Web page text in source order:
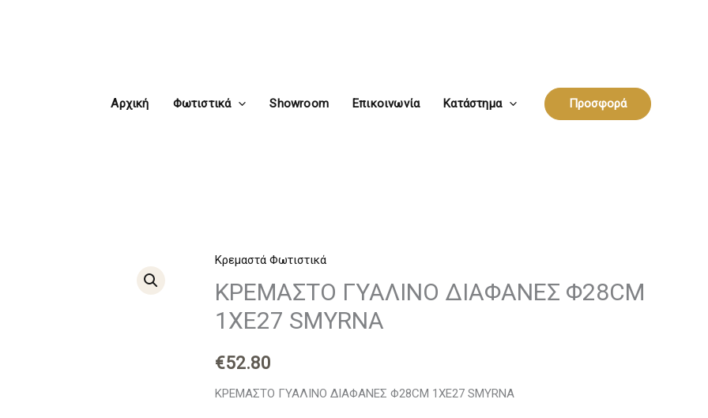
Αρχική Φωτιστικά Showroom Επικοινωνία Κατάστημα Προσφορά
Κρεμαστά Φωτιστικά
ΚΡΕΜΑΣΤΟ ΓΥΑΛΙΝΟ ΔΙΑΦΑΝΕΣ Φ28CM
1ΧE27 SMYRNA
€52.80
ΚΡΕΜΑΣΤΟ ΓΥΑΛΙΝΟ ΔΙΑΦΑΝΕΣ Φ28CM 1ΧE27 SMYRNA
ΚΡΕΜΑΣΤΟ
ΓΥΑΛΙΝΟ
Φ28CM
SMYRNA
ποσότητα